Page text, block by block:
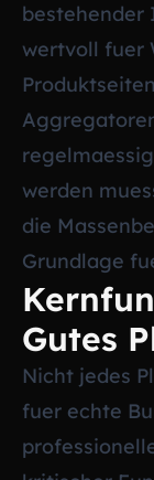
bestehender
wertvoll fuer
werden
die
Grundlage
Gutes
Nicht jedes
fuer echte